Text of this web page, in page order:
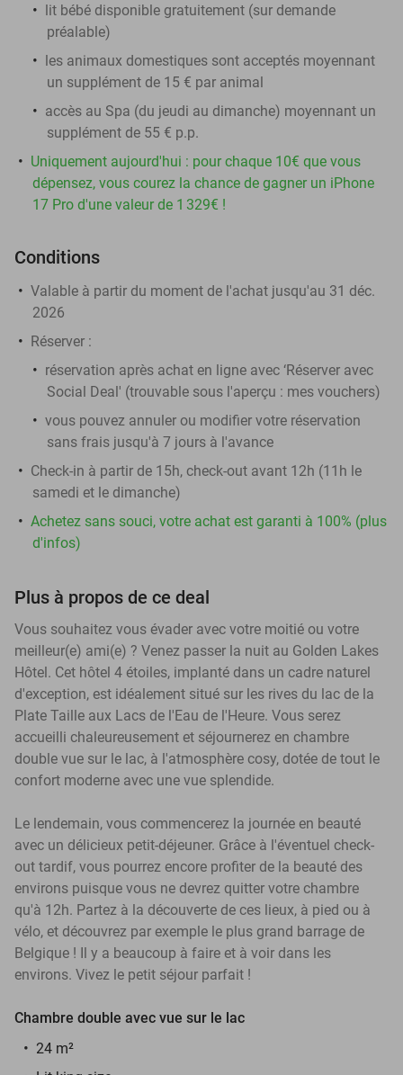
lit bébé disponible gratuitement (sur demande
préalable)
les animaux domestiques sont acceptés moyennant
un supplément de 15 € par animal
accès au Spa (du jeudi au dimanche) moyennant un
supplément de 55 € p.p.
Uniquement aujourd'hui : pour chaque 10€ que vous
dépensez, vous courez la chance de gagner un iPhone
17 Pro d'une valeur de 1 329€ !
Conditions
Valable à partir du moment de l'achat jusqu'au 31 déc.
2026
Réserver :
réservation après achat en ligne avec ‘Réserver avec
Social Deal' (trouvable sous l'aperçu : mes vouchers)
vous pouvez annuler ou modifier votre réservation
sans frais jusqu'à 7 jours à l'avance
Check-in à partir de 15h, check-out avant 12h (11h le
samedi et le dimanche)
Achetez sans souci, votre achat est garanti à 100% (plus
d'infos)
Plus à propos de ce deal
Vous souhaitez vous évader avec votre moitié ou votre
meilleur(e) ami(e) ? Venez passer la nuit au Golden Lakes
Hôtel. Cet hôtel 4 étoiles, implanté dans un cadre naturel
d'exception, est idéalement situé sur les rives du lac de la
Plate Taille aux Lacs de l'Eau de l'Heure. Vous serez
accueilli chaleureusement et séjournerez en chambre
double vue sur le lac, à l'atmosphère cosy, dotée de tout le
confort moderne avec une vue splendide.
Le lendemain, vous commencerez la journée en beauté
avec un délicieux petit-déjeuner. Grâce à l'éventuel check-
out tardif, vous pourrez encore profiter de la beauté des
environs puisque vous ne devrez quitter votre chambre
qu'à 12h. Partez à la découverte de ces lieux, à pied ou à
vélo, et découvrez par exemple le plus grand barrage de
Belgique ! Il y a beaucoup à faire et à voir dans les
environs. Vivez le petit séjour parfait !
Chambre double avec vue sur le lac
24 m²